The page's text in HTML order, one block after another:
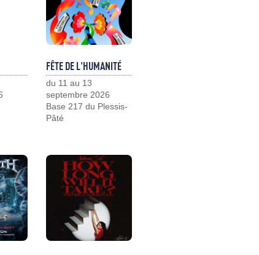
FÊTE DE L'HUMANITÉ
du 11 au 13
septembre 2026
Base 217 du Plessis-
Pâté